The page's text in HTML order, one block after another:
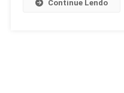
Continue Lendo